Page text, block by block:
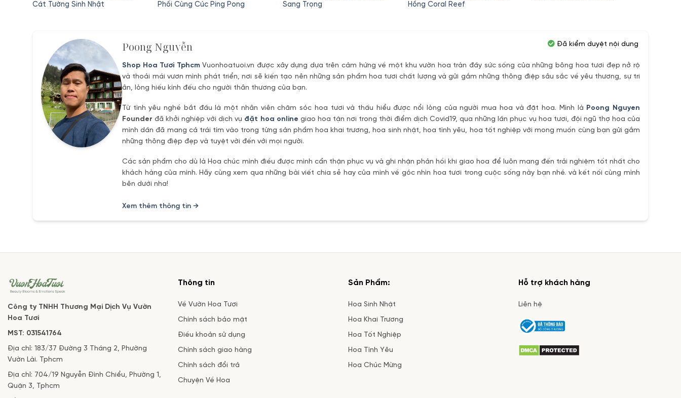
Cát Tường Sinh Nhật
Phối Cùng Cúc Ping Pong
Sang Trọng
là:
Hồng Coral Reef
Poong Nguyễn
Shop Hoa Tươi TphcmVuonhoatuoi.vn được xây dựng dựa trên cảm hứng về một khu vườn hoa tràn đầy sức sống của những bông hoa tươi đẹp nở rộ
và thoải mái vươn mình phát triển, nơi sẽ kiến tạo nên những sản phẩm hoa tươi chất lượng và gửi gắm những thông điệp sâu sắc về yêu thương, sự tri
ân, lòng hiếu kính đếu cho người thân thương của bạn.
Từ tình yêu nghề bắt đầu là một nhân viên chăm sóc hoa tươi và thấu hiểu được nổi lòng của người mua hoa và đặt hoa. Mình là Poong Nguyen
Founder đã khởi nghiệp với dịch vụ đặt hoa online giao hoa tận nơi trong thời điểm dịch Covid19, qua những lần phục vụ hoa tươi, đội ngũ thợ hoa của
mình dần đã mang cả trái tím vào trong từng sản phẩm hoa khai trương, hoa sinh nhật, hoa tình yêu, hoa tốt nghiệp với mong muốn cùng bạn gửi gắm
những thông điệp đẹp và tuyệt vời đến với mọi người.
Các sản phẩm cho dù là Hoa chúc mình điều được mình cẩn thận phục vụ và ghi nhận phản hồi khi giao hoa để luôn mang đến trải nghiệm tốt nhất cho
khách hàng của mình. Hãy cùng xem qua những bài viết chia sẻ hay của mình về góc nhìn hoa tươi trong cuộc sống này bạn nhé. và kết nối cùng mình
bên dưới nha!
Xem thêm thông tin →
Đã kiểm duyệt nội dung
Công ty TNHH Thương Mại Dịch Vụ Vườn
Hoa Tươi
MST: 031541764
Địa chỉ: 183/37 Đường 3 Tháng 2, Phường
Vườn Lài. Tphcm
Địa chỉ: 704/19 Nguyễn Đình Chiểu, Phường 1,
Quận 3, Tphcm
Thông tin
Về Vườn Hoa Tươi
Chính sách bảo mật
Điều khoản sử dụng
Chính sách giao hàng
Chính sách đổi trả
Chuyện Về Hoa
Sản Phẩm:
Hoa Sinh Nhật
Hoa Khai Trương
Hoa Tốt Nghiệp
Hoa Tình Yêu
Hoa Chúc Mừng
Hỗ trợ khách hàng
Liên hệ